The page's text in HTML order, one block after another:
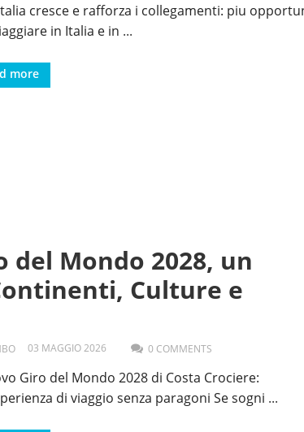
cresce e rafforza i collegamenti: piu
in Italia e in ...
more
del Mondo 2028, un
Culture e
03 MAGGIO2026 0 COMMENTS
Giro del Mondo 2028 di Costa Crociere:
di viaggio senza paragoni Se sogni ...